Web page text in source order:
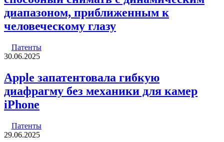
диапазоном, приближенным к
человеческому глазу
Патенты
30.06.2025
Apple запатентовала гибкую
диафрагму без механики для камер
iPhone
Патенты
29.06.2025